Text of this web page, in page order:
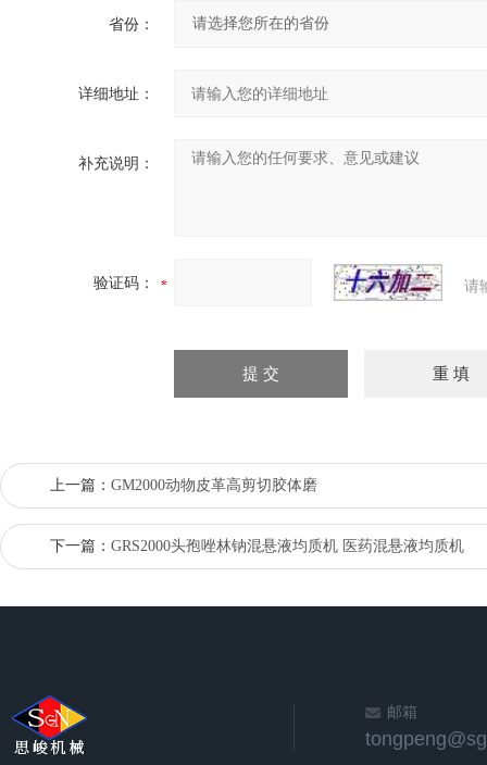
省份：
详细地址：
补充说明：
验证码： 请
上一篇： GM2000动物皮革高剪切胶体磨
下一篇： GRS2000头孢唑林钠混悬液均质机 医药混悬液均质机
邮箱